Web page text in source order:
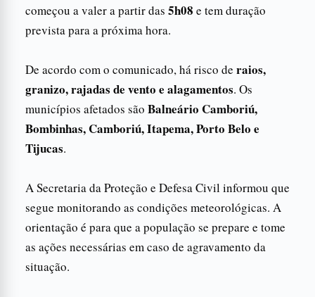
começou a valer a partir das 5h08 e tem duração
prevista para a próxima hora.
De acordo com o comunicado, há risco de raios,
granizo, rajadas de vento e alagamentos. Os
municípios afetados são Balneário Camboriú,
Bombinhas, Camboriú, Itapema, Porto Belo e
Tijucas.
A Secretaria da Proteção e Defesa Civil informou que
segue monitorando as condições meteorológicas. A
orientação é para que a população se prepare e tome
as ações necessárias em caso de agravamento da
situação.